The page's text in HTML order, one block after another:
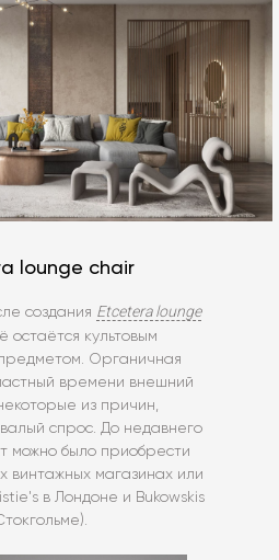
lounge chair
создания Etcetera lounge
остаётся культовым
Органичная
времени внешний
из причин,
спрос. До недавнего
можно было приобрести
винтажных магазинах или
в Лондоне и Bukowskis